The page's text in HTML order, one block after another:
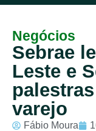
Negócios
Sebrae
Leste e
varejo
Fábio Moura